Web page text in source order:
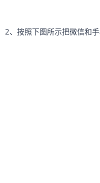
2、按照下图所示把微信和